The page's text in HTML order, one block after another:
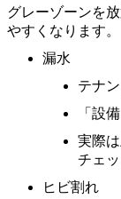
グレーゾーンを
やすくなります。
漏水
テナ
「設
実際
チェ
ヒビ割れ